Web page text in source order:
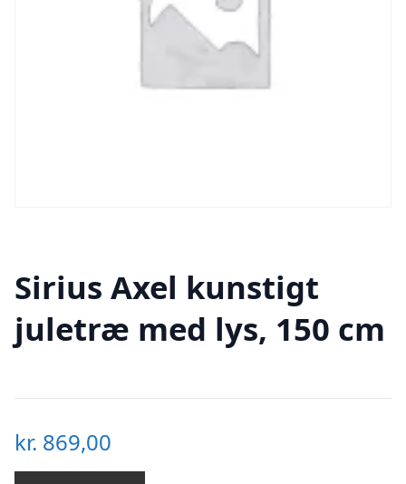
Sirius Axel kunstigt
juletræ med lys, 150 cm
kr. 869,00